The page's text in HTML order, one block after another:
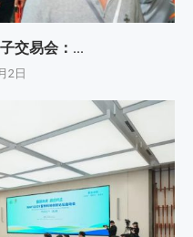
交易会：...
2日